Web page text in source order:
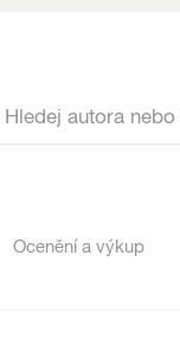
Ocenění a výkup